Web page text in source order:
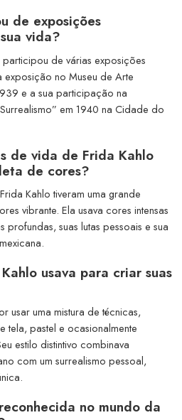
de exposições
vida?
de várias exposições
exposição no Museu de Arte
e a sua participação na
em 1940 na Cidade do
de vida de Frida Kahlo
de cores?
Kahlo tiveram uma grande
vibrante. Ela usava cores intensas
suas lutas pessoais e sua
usava para criar suas
usar uma mistura de técnicas,
pastel e ocasionalmente
estilo distintivo combinava
com um surrealismo pessoal,
no mundo da